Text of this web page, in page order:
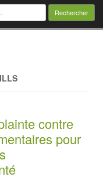
:
to content
contre
pour